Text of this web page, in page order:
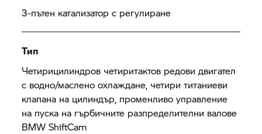
3-пътен катализатор с регулиране
Тип
Четирицилиндров четиритактов редови двигател
с водно/маслено охлаждане, четири титаниеви
клапана на цилиндър, променливо управление
на пуска на гърбичните разпределителни валове
BMW ShiftCam